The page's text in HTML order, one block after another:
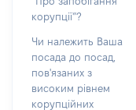
корупції”?
Чи належить Ваша
посада до посад,
пов'язаних з
високим рівнем
корупційних